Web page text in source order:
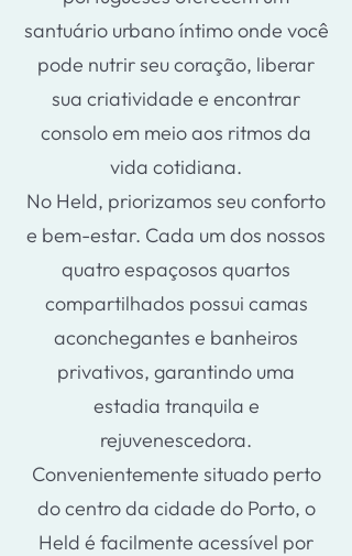
santuário urbano íntimo onde você
pode nutrir seu coração, liberar
sua criatividade e encontrar
consolo em meio aos ritmos da
vida cotidiana.
No Held, priorizamos seu conforto
e bem-estar. Cada um dos nossos
quatro espaçosos quartos
compartilhados possui camas
aconchegantes e banheiros
privativos, garantindo uma
estadia tranquila e
rejuvenescedora.
Convenientemente situado perto
do centro da cidade do Porto, o
Held é facilmente acessível por